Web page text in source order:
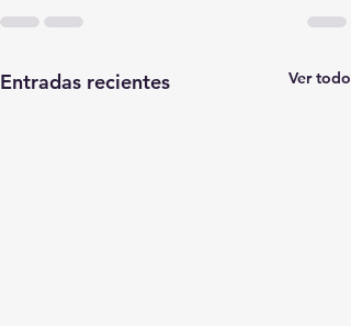
Entradas recientes Ver todo